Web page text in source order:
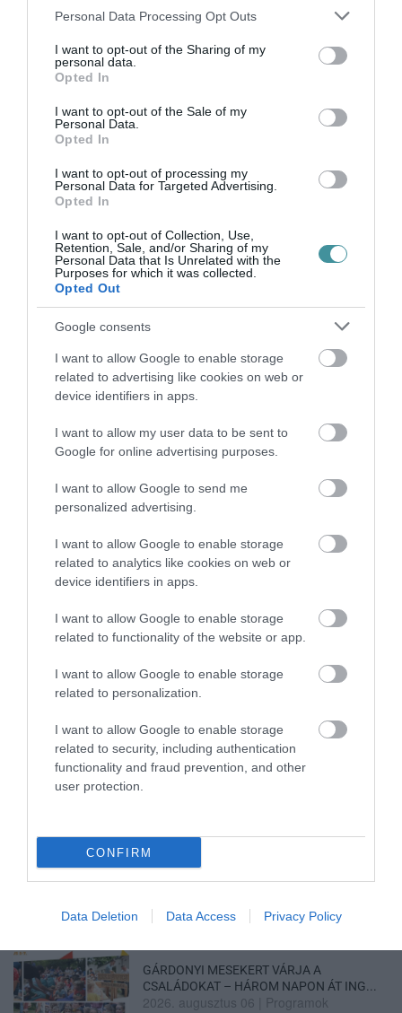
Please note that this website/app uses one or more Google
not limited to your visit or usage behaviour. You may click to
grant or deny consent to Google and its third-party tags to
use your data for below specified purposes in below Google
consent section.
Personal Data Processing Opt Outs
I want to opt-out of the Sharing of my
personal data.
Opted In
I want to opt-out of the Sale of my
Personal Data.
Opted In
I want to opt-out of processing my
Personal Data for Targeted Advertising.
Opted In
I want to opt-out of Collection, Use,
Retention, Sale, and/or Sharing of my
Personal Data that Is Unrelated with the
Purposes for which it was collected.
Opted Out
Google consents
I want to allow Google to enable storage
related to advertising like cookies on web or
device identifiers in apps.
I want to allow my user data to be sent to
Google for online advertising purposes.
I want to allow Google to send me
personalized advertising.
I want to allow Google to enable storage
related to analytics like cookies on web or
device identifiers in apps.
I want to allow Google to enable storage
related to functionality of the website or app.
I want to allow Google to enable storage
related to personalization.
I want to allow Google to enable storage
related to security, including authentication
functionality and fraud prevention, and other
user protection.
CONFIRM
Data Deletion Data Access Privacy Policy
Ne maradjon le a legfrissebb hírekről, kövessen
bennünket az EGRI ÜGYEK Google Hírek oldalán!
VISSZA A FŐOLDALRA
Legfrissebb híreink
KÉT AUTÓ ÜTKÖZÖTT BOGÁCSON, A
2026. augusztus 06|Riasztó
HÍREK A GARÁZSBÓL: CHERY TIGGO 9
2026. augusztus 06 Barta Autó
LAKÓÉPÜLETEK LÁNGOLTAK SZERDÁN
„NEM TETTÜNK NYOMÁST A FIUNKRA” –
EGY EGRI CSALÁD TÖRTÉNE...
HOLTAN SZÁLLÍTOTTÁK HAZA A 80 ÉVES
GÁRDONYI MESEKERT VÁRJA A
CSALÁDOKAT – HÁROM NAPON ÁT ING...
2026. augusztus 06 Programok